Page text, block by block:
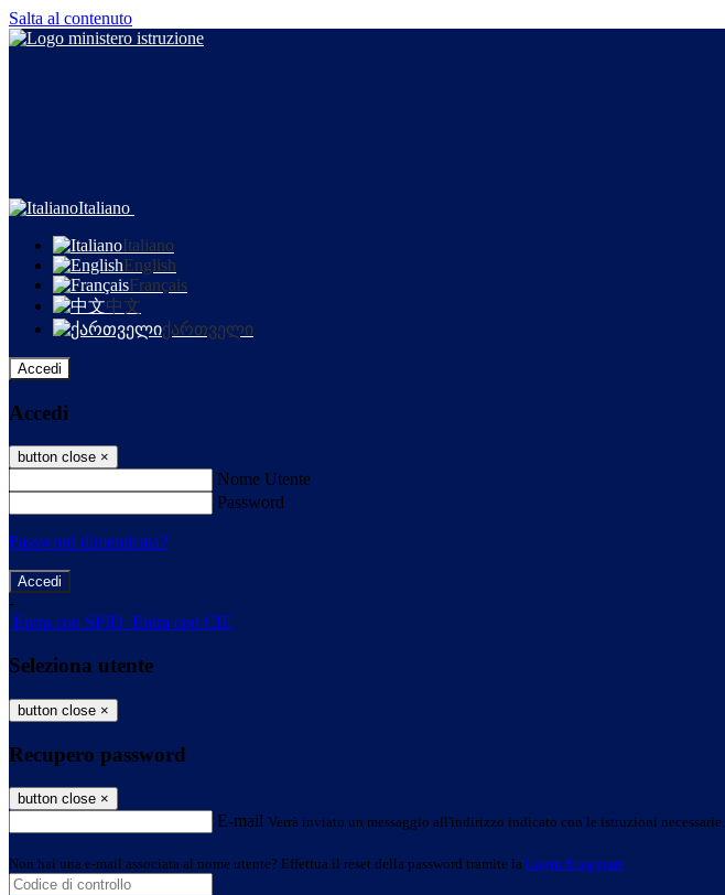
Salta al contenuto
Italiano
Italiano
English
Français
中文
ქართველი
Accedi
Accedi
button close ×
Nome Utente
Password
Password dimenticata?
-
Entra con SPID Entra con CIE
Seleziona utente
button close ×
Recupero password
button close ×
E-mail Verrà inviato un messaggio all'indirizzo indicato con le istruzioni necessarie.
Non hai una e-mail associata al nome utente? Effettua il reset della password tramite la Login Spaggiari